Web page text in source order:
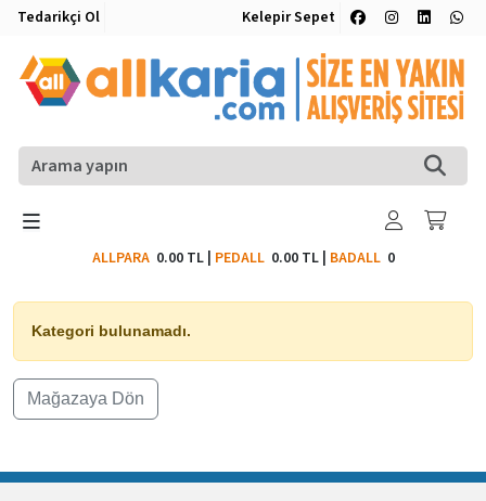
Tedarikçi Ol Kelepir Sepet
ALLPARA 0.00 TL| PEDALL 0.00 TL| BADALL0
Kategori bulunamadı.
Mağazaya Dön